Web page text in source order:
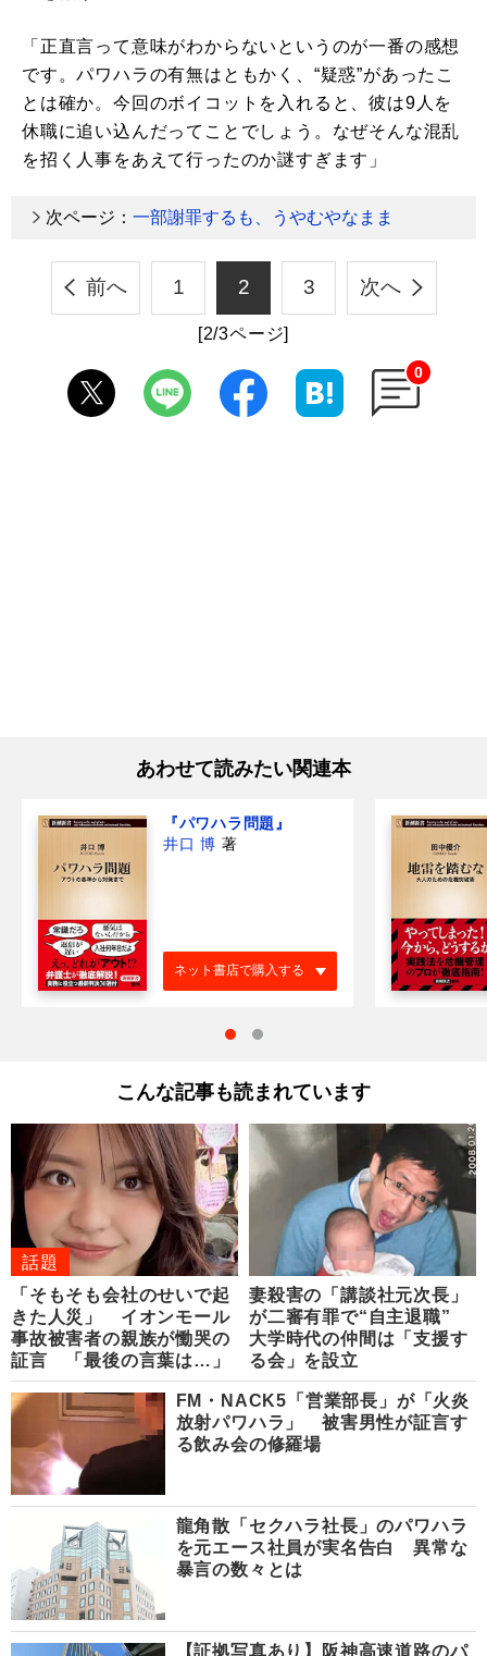
「正直言って意味がわからないというのが一番の感想
です。パワハラの有無はともかく、“疑惑”があったこ
とは確か。今回のボイコットを入れると、彼は9人を
休職に追い込んだってことでしょう。なぜそんな混乱
を招く人事をあえて行ったのか謎すぎます」
次ページ： 一部謝罪するも、うやむやなまま
前へ 1 2 3 次へ
[2/3ページ]
0
あわせて読みたい関連本
『パワハラ問題』
井口 博 著
ネット書店で購入する
こんな記事も読まれています
話題
「そもそも会社のせいで起
きた人災」 イオンモール
事故被害者の親族が慟哭の
証言 「最後の言葉は…」
妻殺害の「講談社元次長」
が二審有罪で“自主退職”
大学時代の仲間は「支援す
る会」を設立
FM・NACK5「営業部長」が「火炎
放射パワハラ」 被害男性が証言す
る飲み会の修羅場
龍角散「セクハラ社長」のパワハラ
を元エース社員が実名告白 異常な
暴言の数々とは
【証拠写真あり】阪神高速道路のパ